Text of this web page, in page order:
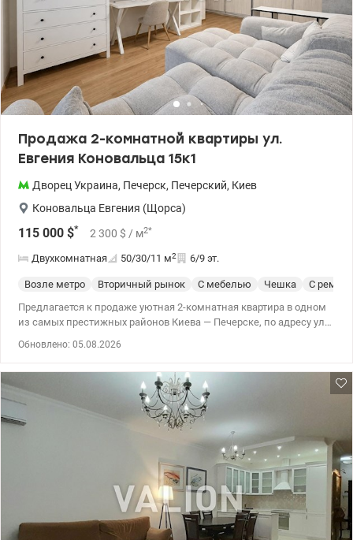
салоны, подземный паркинг. Идеальная локация, 5 мин до
метро Печерская. Прекрасное предложение в центре города в
обжитом комплексе. Цена 145 000 у.е . Светлана, тел. 096-126-02-
44 valion.ua/1152910
Продажа 2-комнатной квартиры ул.
Евгения Коновальца 15к1
Дворец Украина, Печерск, Печерский, Киев
Коновальца Евгения (Щорса)
115 000 $* 2 300 $ / м2*
Двухкомнатная 50/30/11 м2 6/9 эт.
Возле метро Вторичный рынок С мебелью Чешка
С
Предлагается к продаже уютная 2-комнатная квартира в одном
из самых престижных районов Киева — Печерске, по адресу ул.
укомплектована всей необходимой бытовой техникой. После
покупки можно сразу заехать и жить без дополнительных
вложений. Преимущества квартиры: ✔️ полностью готова к
проживанию; ✔️ мебель и бытовая техника остаются; ✔️
аккуратный подъезд; ✔️ тихий, ухоженный двор; ✔️ комфортный
6 этаж. Локация: Печерский район — один из самых
востребованных и престижных районов столицы. До станций
метро «Печерская» и «Дворец Украина» — до 15 минут пешком.
Рядом супермаркеты, кафе, рестораны, фитнес, салоны
красоты, парки и вся необходимая инфраструктура для
комфортной жизни. Квартира станет отличным выбором как для
Обновлено: 05.08.2026